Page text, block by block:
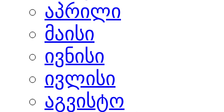
აპრილი
მაისი
ივნისი
ივლისი
აგვისტო